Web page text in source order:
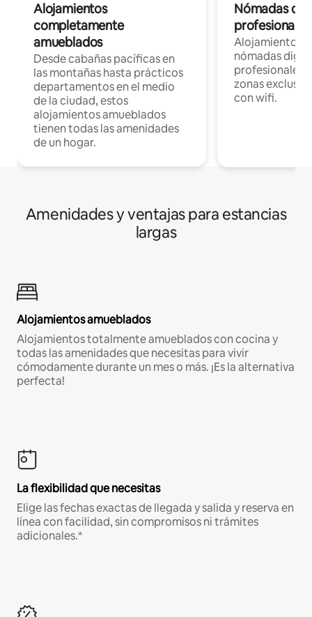
Alojamientos
completamente
amueblados
Desde cabañas pacíficas en
las montañas hasta prácticos
departamentos en el medio
de la ciudad, estos
alojamientos amueblados
tienen todas las amenidades
de un hogar.
Nómadas
Alojamientos
nómadas
profesionales
zonas
con wifi.
Amenidades y ventajas para estancias
largas
Alojamientos amueblados
Alojamientos totalmente amueblados con cocina y
todas las amenidades que necesitas para vivir
cómodamente durante un mes o más. ¡Es la alternativa
perfecta!
La flexibilidad que necesitas
Elige las fechas exactas de llegada y salida y reserva en
línea con facilidad, sin compromisos ni trámites
adicionales.*